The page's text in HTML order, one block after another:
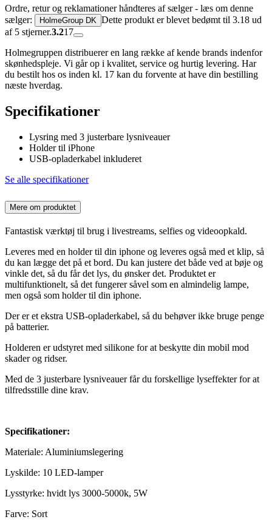
Ordre, retur og reklamationer håndteres af sælger - læs om denne
sælger:
HolmeGroup DK Dette produkt er blevet bedømt til 3.18 ud
af 5 stjerner.3.217
Holmegruppen distribuerer en lang række af kende brands indenfor
skønhedspleje. Vi går op i kvalitet, service og hurtig levering. Har
du bestilt hos os inden kl. 17 kan du forvente at have din bestilling
næste hverdag.
Specifikationer
Lysring med 3 justerbare lysniveauer
Holder til iPhone
USB-opladerkabel inkluderet
Se alle specifikationer
Mere om produktet
Fantastisk værktøj til brug i livestreams, selfies og videoopkald.
Leveres med en holder til din iphone og leveres også med et klip, så
du kan lægge det på et bord. Du kan justere det både ved at bøje og
vinkle det, så du får det lys, du ønsker det. Produktet er
multifunktionelt, så det fungerer såvel som en almindelig lampe,
men også som holder til din iphone.
Der er et ekstra USB-opladerkabel, så du behøver ikke bruge penge
på batterier.
Holderen er udstyret med silikone for at beskytte din mobil mod
skader og ridser.
Med de 3 justerbare lysniveauer får du forskellige lyseffekter for at
tilfredsstille dine krav.
Specifikationer:
Materiale: Aluminiumslegering
Lyskilde: 10 LED-lamper
Lysstyrke: hvidt lys 3000-5000k, 5W
Farve: Sort